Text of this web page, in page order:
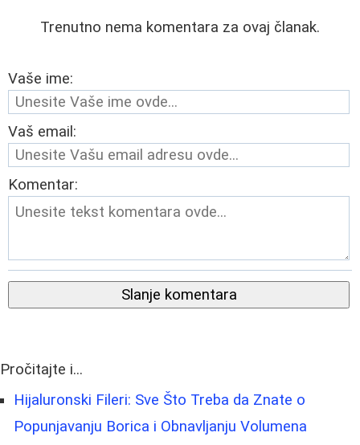
Trenutno nema komentara za ovaj članak.
Vaše ime:
Vaš email:
Komentar:
Slanje komentara
Pročitajte i...
Hijaluronski Fileri: Sve Što Treba da Znate o
Popunjavanju Borica i Obnavljanju Volumena